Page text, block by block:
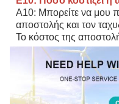
Α10: Μπορείτε να μου
αποστολής και τον
Το κόστος της